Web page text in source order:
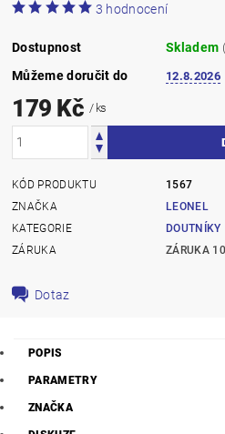
3 hodnocení
Dostupnost Skladem
Můžeme doručit do
12.8.2026
179 Kč / ks
KÓD PRODUKTU
1567
ZNAČKA
LEONEL
KATEGORIE
DOUTNÍKY
ZÁRUKA
ZÁRUKA
Dotaz
POPIS
PARAMETRY
ZNAČKA